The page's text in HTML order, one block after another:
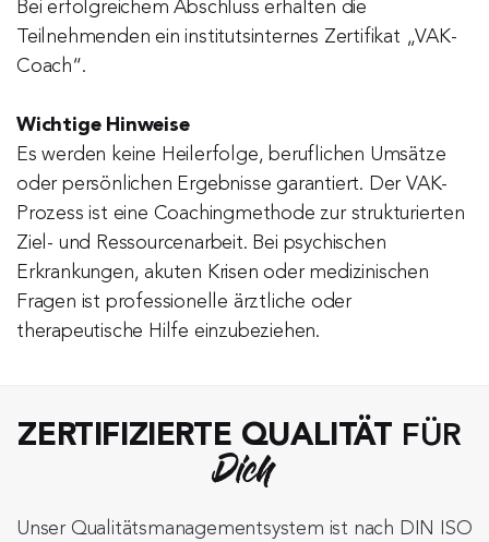
Bei erfolgreichem Abschluss erhalten die
Teilnehmenden ein institutsinternes Zertifikat „VAK-
Coach“.
Wichtige Hinweise
Es werden keine Heilerfolge, beruflichen Umsätze
oder persönlichen Ergebnisse garantiert. Der VAK-
Prozess ist eine Coachingmethode zur strukturierten
Ziel- und Ressourcenarbeit. Bei psychischen
Erkrankungen, akuten Krisen oder medizinischen
Fragen ist professionelle ärztliche oder
therapeutische Hilfe einzubeziehen.
ZERTIFIZIERTE QUALITÄT
Dich
Unser Qualitätsmanagementsystem ist nach DIN ISO